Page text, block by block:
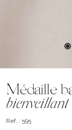
Médaille
bienveillant
Ref. : 595